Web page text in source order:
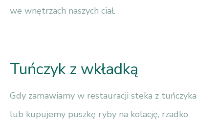
we wnętrzach naszych ciał.
Tuńczyk z wkładką
Gdy zamawiamy w restauracji steka z tuńczyka
lub kupujemy puszkę ryby na kolację, rzadko